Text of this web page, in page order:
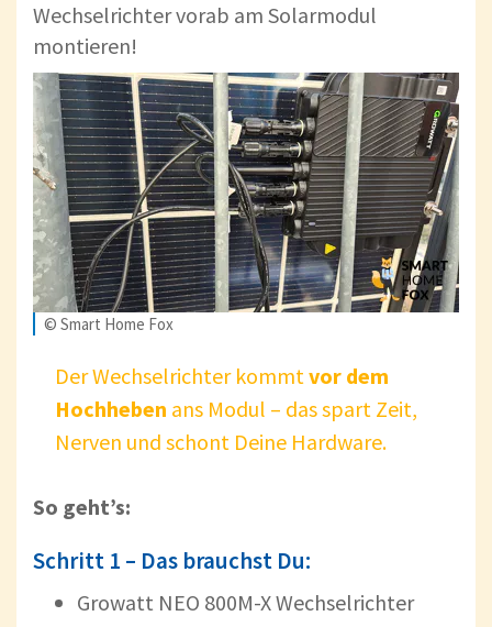
Wechselrichter vorab am Solarmodul
montieren!
© Smart Home Fox
Der Wechselrichter kommtvor dem
Hochheben ans Modul – das spart Zeit,
Nerven und schont Deine Hardware.
So geht’s:
Schritt 1 – Das brauchst Du:
Growatt NEO 800M-X Wechselrichter